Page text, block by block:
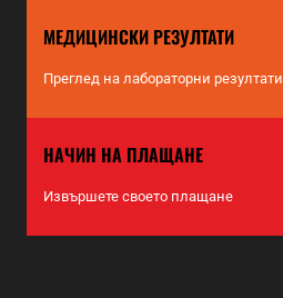
МЕДИЦИНСКИ РЕЗУЛТАТИ
Преглед на лабораторни резултати
НАЧИН НА ПЛАЩАНЕ
Извършете своето плащане